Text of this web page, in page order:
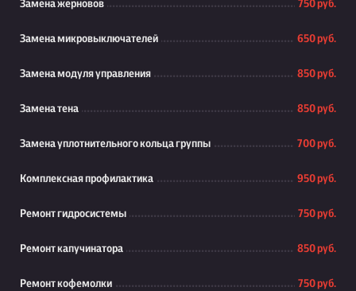
Замена жерновов 750 руб.
Замена микровыключателей 650 руб.
Замена модуля управления 850 руб.
Замена тена 850 руб.
Замена уплотнительного кольца группы 700 руб.
Комплексная профилактика 950 руб.
Ремонт гидросистемы 750 руб.
Ремонт капучинатора 850 руб.
Ремонт кофемолки 750 руб.